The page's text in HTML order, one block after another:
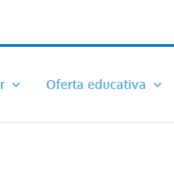
Oferta educativa